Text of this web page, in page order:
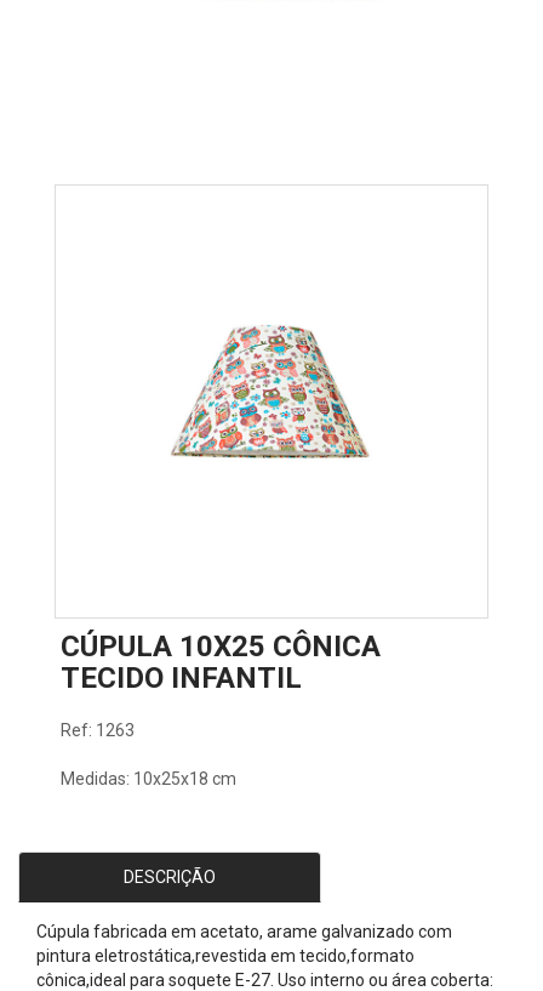
CÚPULA 10X25 CÔNICA
TECIDO INFANTIL
Ref: 1263
Medidas: 10x25x18 cm
DESCRIÇÃO
Cúpula fabricada em acetato, arame galvanizado com
pintura eletrostática,revestida em tecido,formato
cônica,ideal para soquete E-27. Uso interno ou área coberta: